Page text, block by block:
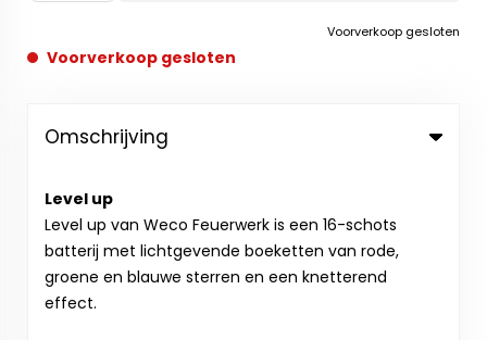
Voorverkoop gesloten
Voorverkoop gesloten
Omschrijving
Level up
Level up van Weco Feuerwerk is een 16-schots
batterij met lichtgevende boeketten van rode,
groene en blauwe sterren en een knetterend
effect.